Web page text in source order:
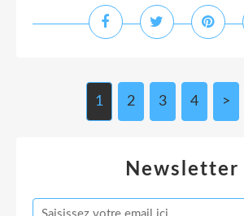
1 2 3 4 >
Newsletter